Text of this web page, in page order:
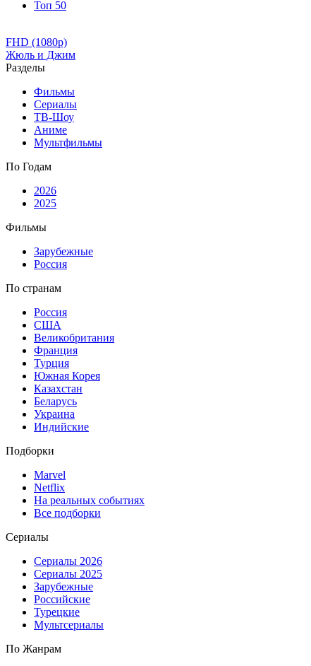
Топ 50
FHD (1080p)
Жюль и Джим
Разделы
Фильмы
Сериалы
ТВ-Шоу
Аниме
Мультфильмы
По Годам
2026
2025
Фильмы
Зарубежные
Россия
По странам
Россия
США
Великобритания
Франция
Турция
Южная Корея
Казахстан
Беларусь
Украина
Индийские
Подборки
Marvel
Netflix
На реальных событиях
Все подборки
Сериалы
Сериалы 2026
Сериалы 2025
Зарубежные
Российские
Турецкие
Мультсериалы
По Жанрам